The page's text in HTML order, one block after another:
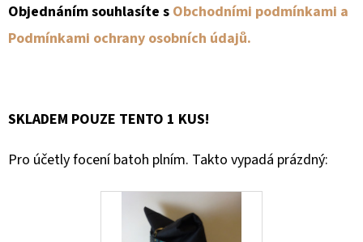
Objednáním souhlasíte s Obchodními podmínkami a
Podmínkami ochrany osobních údajů.
SKLADEM POUZE TENTO 1 KUS!
Pro účetly focení batoh plním. Takto vypadá prázdný: